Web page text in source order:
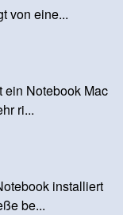
von eine...
ein Notebook Mac
ri...
installiert
be...